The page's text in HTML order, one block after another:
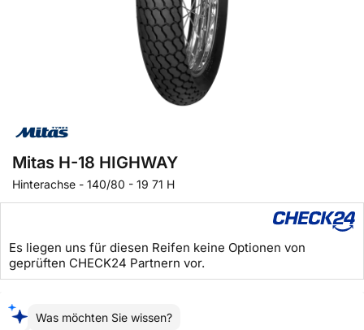
Mitas H-18 HIGHWAY
Hinterachse - 140/80 - 19 71 H
Es liegen uns für diesen Reifen keine Optionen von
geprüften CHECK24 Partnern vor.
Was möchten Sie wissen?